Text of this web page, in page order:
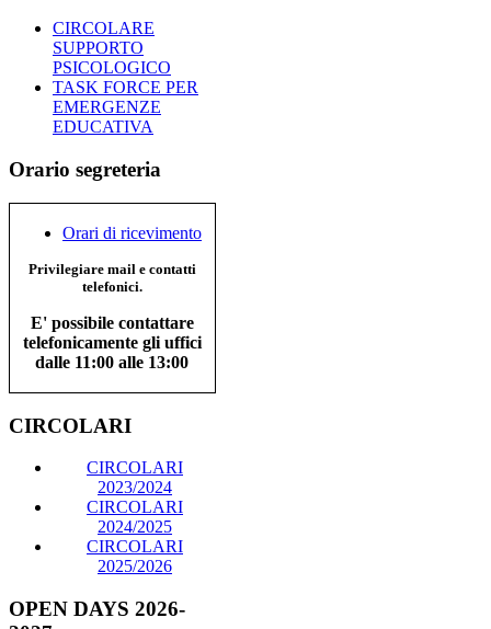
CIRCOLARE
SUPPORTO
PSICOLOGICO
TASK FORCE PER
EMERGENZE
EDUCATIVA
Orario segreteria
Orari di ricevimento
Privilegiare mail e contatti
telefonici.
E' possibile contattare
telefonicamente gli uffici
dalle 11:00 alle 13:00
CIRCOLARI
CIRCOLARI
2023/2024
CIRCOLARI
2024/2025
CIRCOLARI
2025/2026
OPEN DAYS 2026-